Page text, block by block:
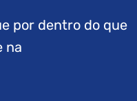
por dentro do que
na